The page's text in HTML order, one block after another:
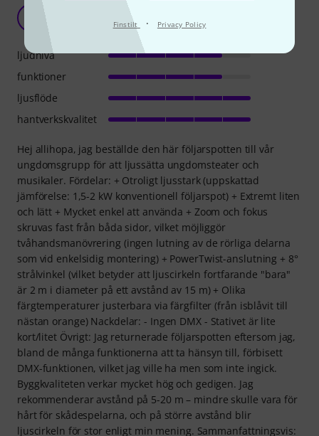
Finstilt · Privacy Policy
Otroligt ljusstark med olika färgtemperaturer
Mark Stephan 25.04.2018
Hej allihopa, jag beställde den här följarspotten till vår
ungdomsgrupp för att ljussätta ungdomsteater och
musikaler. Fördelar: + Otroligt ljusstark (uppskattad
jämförelse: 1,5-2 kW konventionell följarspot) + Extremt liten
och lätt + Mycket enkel att använda + Zoom och fokus
skruvas fast från båda sidor, vilket möjliggör
tvåhandsmanövrering (ingen lutning av de rörliga delarna
som vid enkelsidig montering) + PowerTwist-anslutning + 8°
strålvinkel (vilket betyder att ljuscirkeln fortfarande "bara"
är 2 m i diameter på ett avstånd av 15 m) + Olika
färgtemperaturer justerbara via färgfilter (från isblåvit till
nästan orange) Nackdelar: - Ingen DMX - Stativet är lite
kort/litet Övrigt: Jag returnerade följarspotten eftersom jag,
bland de många funktionerna att ta hänsyn till, förbisett
DMX-funktionen, vilket jag ville ha men som inte ingick.
Byggkvaliteten verkar mycket hög och gedigen. Jag
rekommenderar avstånd på 5-20 m – mindre skulle vara för
hårt för skådespelarna, och på större avstånd blir
ljuscirkeln för stor enligt min mening. Sammanfattningsvis:
ljudnivå
funktioner
ljusflöde
hantverkskvalitet